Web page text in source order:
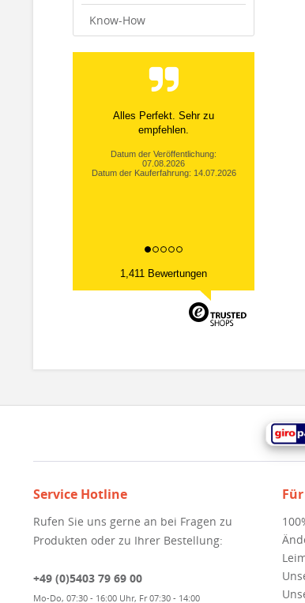
Know-How
Alles Perfekt. Sehr zu
empfehlen.
Datum der Veröffentlichung:
07.08.2026
Datum der Kauferfahrung: 14.07.2026
1,411 Bewertungen
Service Hotline
Rufen Sie uns gerne an bei Fragen zu
Produkten oder zu Ihrer Bestellung:
+49 (0)5403 79 69 00
Mo-Do, 07:30 - 16:00 Uhr, Fr 07:30 - 14:00